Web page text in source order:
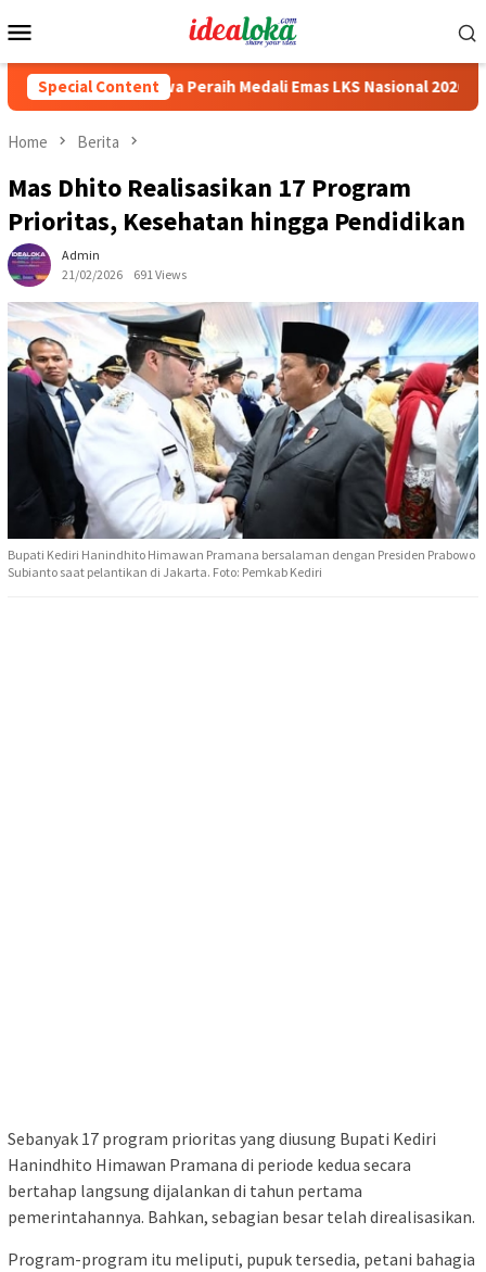
to
Menu
Special Content
Siswa Peraih Medali Emas LKS Nasional 2026
Home Berita
Mas Dhito Realisasikan 17 Program
Prioritas, Kesehatan hingga Pendidikan
Admin
21/02/2026
691 Views
Bupati Kediri Hanindhito Himawan Pramana bersalaman dengan Presiden Prabowo
Subianto saat pelantikan di Jakarta. Foto: Pemkab Kediri
Sebanyak 17 program prioritas yang diusung Bupati Kediri
Hanindhito Himawan Pramana di periode kedua secara
bertahap langsung dijalankan di tahun pertama
pemerintahannya. Bahkan, sebagian besar telah direalisasikan.
Program-program itu meliputi, pupuk tersedia, petani bahagia